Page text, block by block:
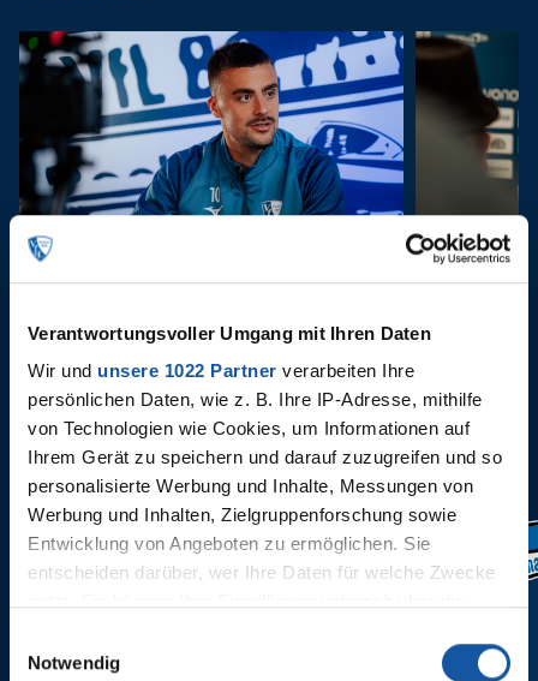
Verantwortungsvoller Umgang mit Ihren Daten
Wir und unsere 1022 Partner verarbeiten Ihre
persönlichen Daten, wie z. B. Ihre IP-Adresse, mithilfe
von Technologien wie Cookies, um Informationen auf
Ihrem Gerät zu speichern und darauf zuzugreifen und so
personalisierte Werbung und Inhalte, Messungen von
Werbung und Inhalten, Zielgruppenforschung sowie
Entwicklung von Angeboten zu ermöglichen. Sie
entscheiden darüber, wer Ihre Daten für welche Zwecke
Trigger Symbol ändern oder widerrufen
Notwendig
Förster
34. Spieltag 33.